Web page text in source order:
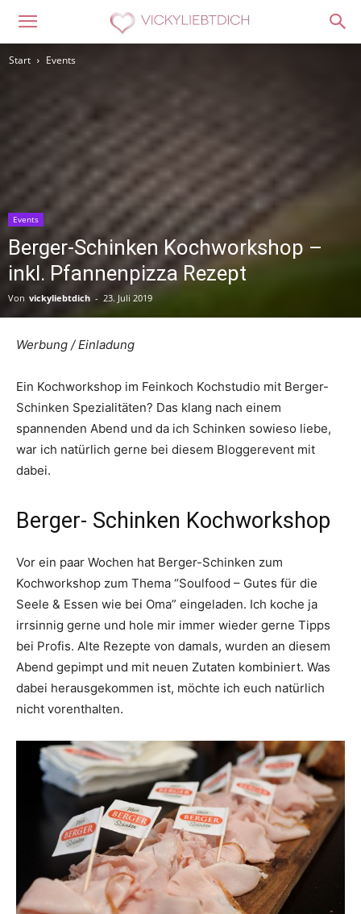
Start Events
Events
Berger-Schinken Kochworkshop –
inkl. Pfannenpizza Rezept
Von vickyliebtdich - 23. Juli 2019
Werbung / Einladung
Ein Kochworkshop im Feinkoch Kochstudio mit Berger-
Schinken Spezialitäten? Das klang nach einem
spannenden Abend und da ich Schinken sowieso liebe,
war ich natürlich gerne bei diesem Bloggerevent mit
dabei.
Berger- Schinken Kochworkshop
Vor ein paar Wochen hat Berger-Schinken zum
Kochworkshop zum Thema “Soulfood – Gutes für die
Seele & Essen wie bei Oma” eingeladen. Ich koche ja
irrsinnig gerne und hole mir immer wieder gerne Tipps
bei Profis. Alte Rezepte von damals, wurden an diesem
Abend gepimpt und mit neuen Zutaten kombiniert. Was
dabei herausgekommen ist, möchte ich euch natürlich
nicht vorenthalten.